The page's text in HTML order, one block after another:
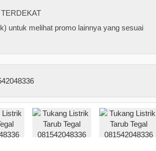
untuk melihat promo lainnya yang sesuai